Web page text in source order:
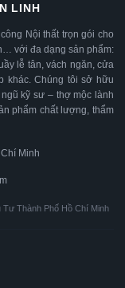
LINH
Nội thất trọn gói cho
với đa dạng sản phẩm:
lễ tân, vách ngăn, cửa
khác. Chúng tôi sở hữu
kỹ sư – thợ mộc lành
phẩm chất lượng, thẩm
Minh
Thành Phố Hồ Chí Minh